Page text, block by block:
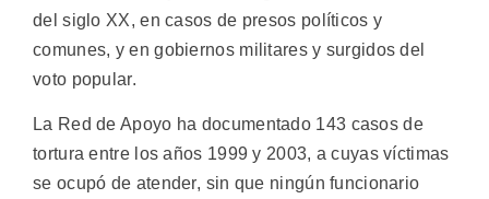
del siglo XX, en casos de presos políticos y
comunes, y en gobiernos militares y surgidos del
voto popular.
La Red de Apoyo ha documentado 143 casos de
tortura entre los años 1999 y 2003, a cuyas víctimas
se ocupó de atender, sin que ningún funcionario